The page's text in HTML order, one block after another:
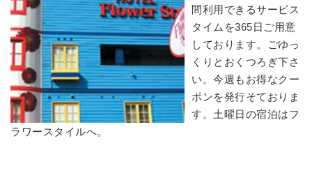
間利用できるサービス
タイムを365日ご用意
しております。ごゆっ
くりとおくつろぎ下さ
い。今週もお得なクー
ポンを発行そておりま
す。土曜日の宿泊はフ
ラワースタイルへ。